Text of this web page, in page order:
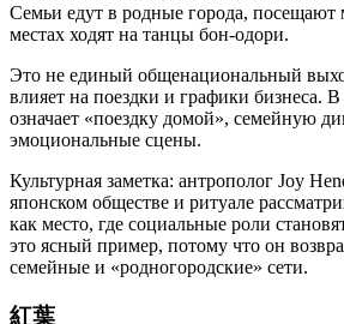
Семьи едут в родные города,
местах ходят на танцы бон-одори.
Это не единый общенациональный
влияет на поездки и графики бизнеса.
означает «поездку домой», семейную
эмоциональные сцены.
Культурная заметка: антрополог Joy
японском обществе и ритуале
как место, где социальные роли
это ясный пример, потому что он
семейные и «родногородские» сети.
紅葉